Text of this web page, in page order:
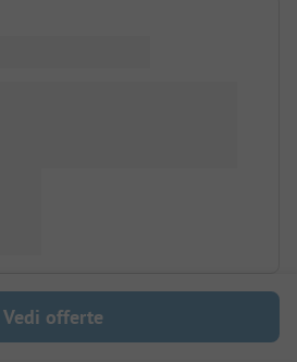
Vedi offerte